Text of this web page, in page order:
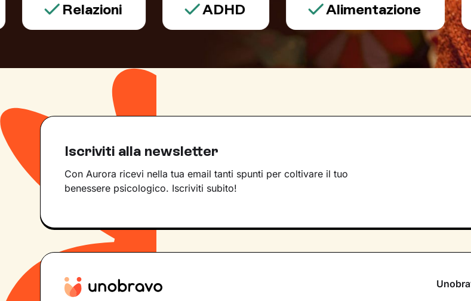
Relazioni ADHD Alimentazione
Iscriviti alla newsletter
Con Aurora ricevi nella tua email tanti spunti per coltivare il tuo
benessere psicologico. Iscriviti subito!